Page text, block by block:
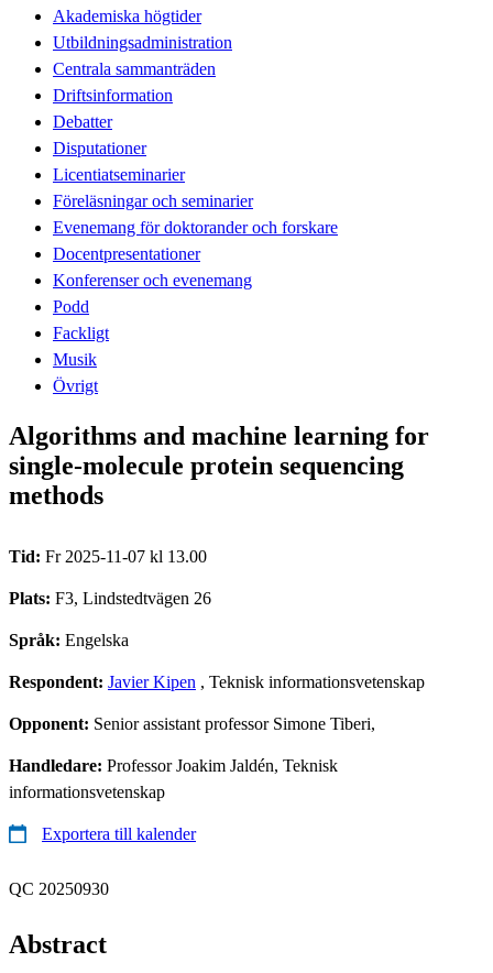
Akademiska högtider
Utbildningsadministration
Centrala sammanträden
Driftsinformation
Debatter
Disputationer
Licentiatseminarier
Föreläsningar och seminarier
Evenemang för doktorander och forskare
Docentpresentationer
Konferenser och evenemang
Podd
Fackligt
Musik
Övrigt
Algorithms and machine learning for
single-molecule protein sequencing
methods
Tid: Fr 2025-11-07 kl 13.00
Plats: F3, Lindstedtvägen 26
Språk: Engelska
Respondent: Javier Kipen , Teknisk informationsvetenskap
Opponent: Senior assistant professor Simone Tiberi,
Handledare: Professor Joakim Jaldén, Teknisk
informationsvetenskap
Exportera till kalender
QC 20250930
Abstract